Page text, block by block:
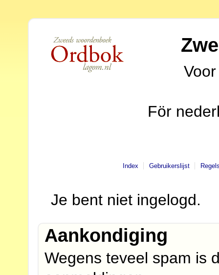
För
Index Gebruikerslijst
Je bent niet ingelogd.
Aankondiging
Wegens teveel spam is